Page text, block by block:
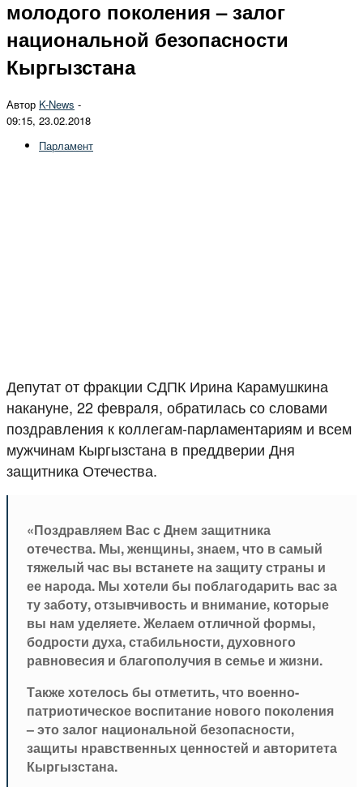
молодого поколения – залог
национальной безопасности
Кыргызстана
Автор K-News -
09:15, 23.02.2018
Парламент
Депутат от фракции СДПК Ирина Карамушкина
накануне, 22 февраля, обратилась со словами
поздравления к коллегам-парламентариям и всем
мужчинам Кыргызстана в преддверии Дня
защитника Отечества.
«Поздравляем Вас с Днем защитника
отечества. Мы, женщины, знаем, что в самый
тяжелый час вы встанете на защиту страны и
ее народа. Мы хотели бы поблагодарить вас за
ту заботу, отзывчивость и внимание, которые
вы нам уделяете. Желаем отличной формы,
бодрости духа, стабильности, духовного
равновесия и благополучия в семье и жизни.
Также хотелось бы отметить, что военно-
патриотическое воспитание нового поколения
– это залог национальной безопасности,
защиты нравственных ценностей и авторитета
Кыргызстана.